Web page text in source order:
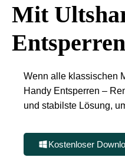
Mit
Entsperren
Wenn alle klassischen
Handy Entsperren –
und stabilste Lösung,
Kostenloser